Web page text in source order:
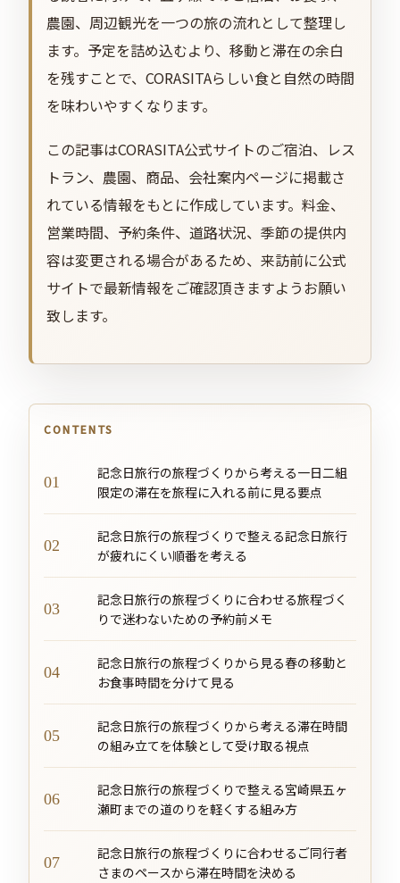
農園、周辺観光を一つの旅の流れとして整理し
ます。予定を詰め込むより、移動と滞在の余白
を残すことで、CORASITAらしい食と自然の時間
を味わいやすくなります。
この記事はCORASITA公式サイトのご宿泊、レス
トラン、農園、商品、会社案内ページに掲載さ
れている情報をもとに作成しています。料金、
営業時間、予約条件、道路状況、季節の提供内
容は変更される場合があるため、来訪前に公式
サイトで最新情報をご確認頂きますようお願い
致します。
CONTENTS
記念日旅行の旅程づくりから考える一日二組
限定の滞在を旅程に入れる前に見る要点
記念日旅行の旅程づくりで整える記念日旅行
が疲れにくい順番を考える
記念日旅行の旅程づくりに合わせる旅程づく
りで迷わないための予約前メモ
記念日旅行の旅程づくりから見る春の移動と
お食事時間を分けて見る
記念日旅行の旅程づくりから考える滞在時間
の組み立てを体験として受け取る視点
記念日旅行の旅程づくりで整える宮崎県五ヶ
瀬町までの道のりを軽くする組み方
記念日旅行の旅程づくりに合わせるご同行者
さまのペースから滞在時間を決める